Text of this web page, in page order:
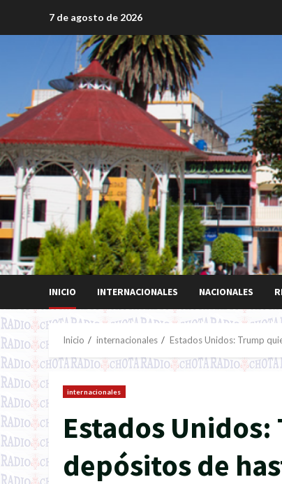
7 de agosto de 2026
INICIO INTERNACIONALES NACIONALES
Inicio internacionales Estados Unidos: Trump
internacionales
Estados
depósitos de